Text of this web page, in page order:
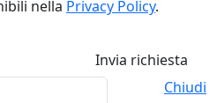
nella Privacy Policy.
Invia richiesta
Chiudi